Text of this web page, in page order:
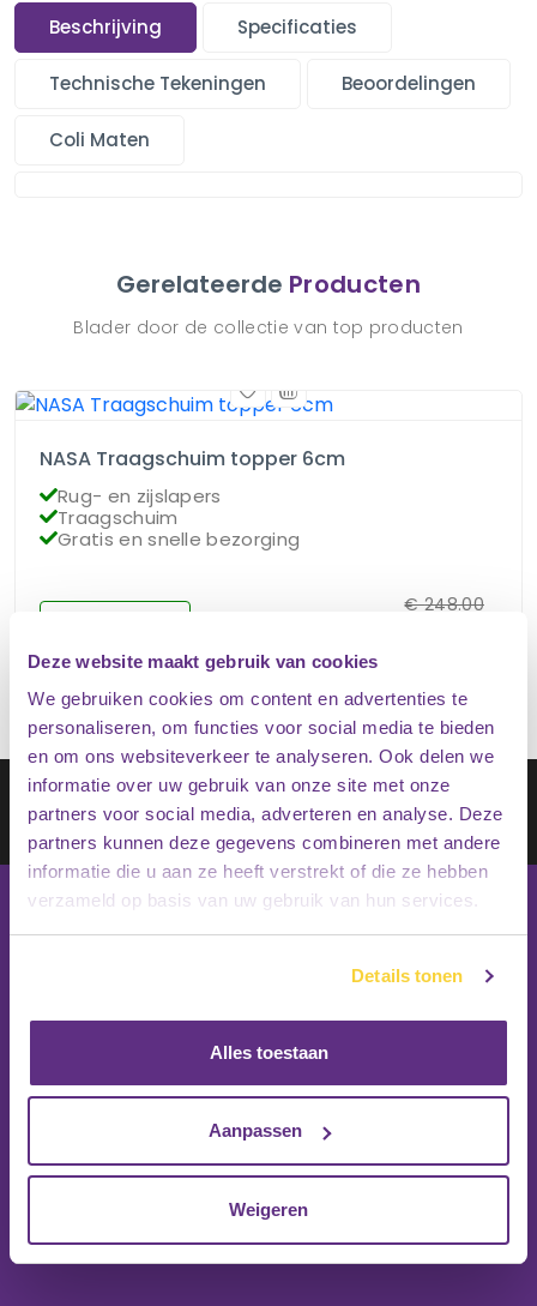
Deze website maakt gebruik van cookies
We gebruiken cookies om content en advertenties te
personaliseren, om functies voor social media te bieden
en om ons websiteverkeer te analyseren. Ook delen we
informatie over uw gebruik van onze site met onze
partners voor social media, adverteren en analyse. Deze
partners kunnen deze gegevens combineren met andere
informatie die u aan ze heeft verstrekt of die ze hebben
verzameld op basis van uw gebruik van hun services.
Details tonen
Alles toestaan
Aanpassen
Weigeren
Beschrijving Specificaties
Technische Tekeningen Beoordelingen
Coli Maten
Gerelateerde Producten
Blader door de collectie van top producten
NASA Traagschuim topper 6cm
Rug- en zijslapers
Traagschuim
Gratis en snelle bezorging
€248.00
Schrijf je in op onze nieuwsbrief
Inschrijven